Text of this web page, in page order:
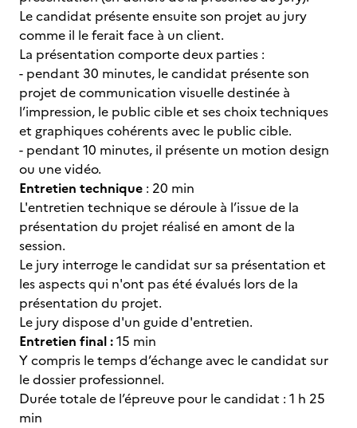
Le candidat présente ensuite son projet au jury
comme il le ferait face à un client.
La présentation comporte deux parties :
- pendant 30 minutes, le candidat présente son
projet de communication visuelle destinée à
l’impression, le public cible et ses choix techniques
et graphiques cohérents avec le public cible.
- pendant 10 minutes, il présente un motion design
ou une vidéo.
Entretien technique : 20 min
L'entretien technique se déroule à l’issue de la
présentation du projet réalisé en amont de la
session.
Le jury interroge le candidat sur sa présentation et
les aspects qui n'ont pas été évalués lors de la
présentation du projet.
Le jury dispose d'un guide d'entretien.
Entretien final :15 min
Y compris le temps d’échange avec le candidat sur
le dossier professionnel.
Durée totale de l’épreuve pour le candidat : 1 h 25
min